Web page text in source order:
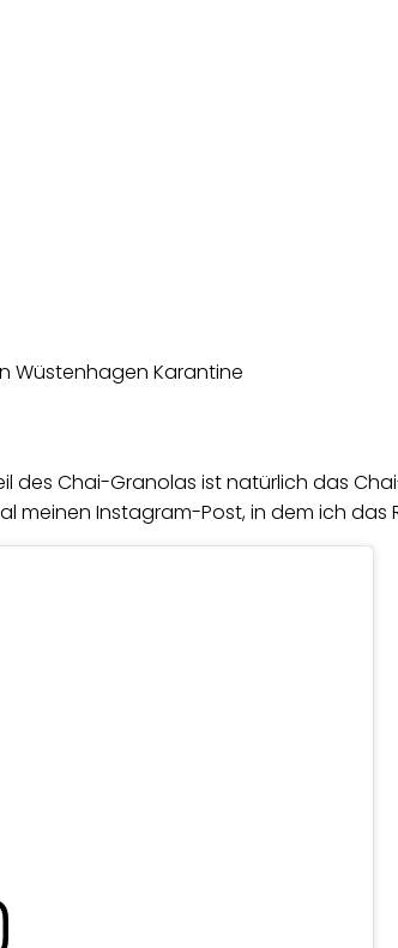
des Chai-Granolas ist natürlich das
meinen Instagram-Post, in dem ich